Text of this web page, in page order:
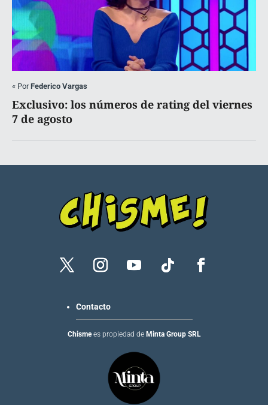
« PorFederico Vargas
Exclusivo: los números de rating del viernes
7 de agosto
Contacto
Chismees propiedad de Minta Group SRL